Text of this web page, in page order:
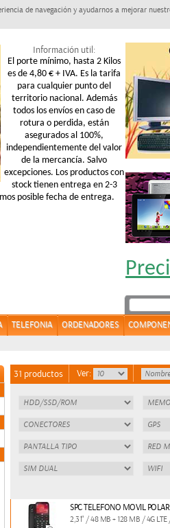
de navegación y ayudarnos a mejorar
Información util:
El porte mínimo, hasta 2 Kilos
es de 4,80 € + IVA. Es la tarifa
para cualquier punto del
territorio nacional. Además
todos los envíos en caso de
rotura o perdida, están
asegurados al 100%,
independientemente del valor
de la mercancía. Salvo
excepciones. Los productos con
stock tienen entrega en 2-3
posible fecha de entrega.
TELEFONIA ORDENADORES
31 productos Ver:
SPC TELEFONO MOVIL
2,31" / 48 MB + 128 MB / 4G LTE